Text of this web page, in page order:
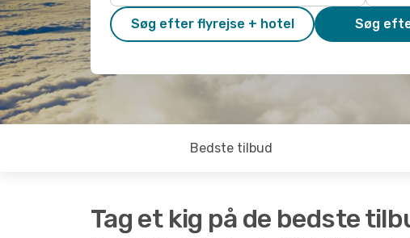
Søg efter flyrejse + hotel Søg
Bedste tilbud
Tag et kig på de bedste